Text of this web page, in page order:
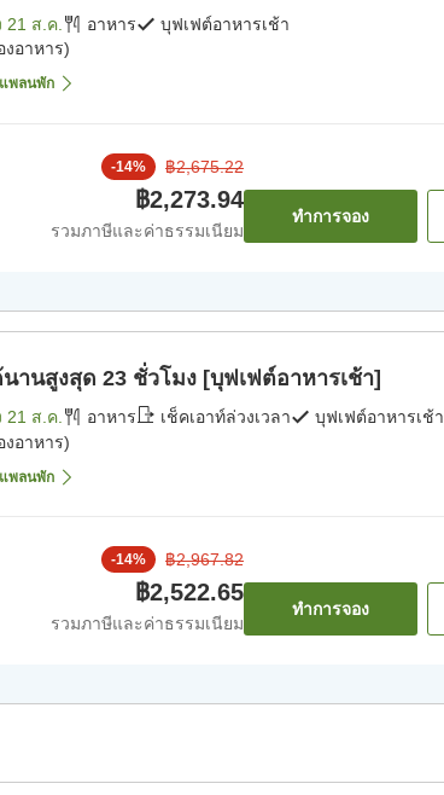
21 ส.ค. อาหาร
บุฟเฟต์อาหารเช้า
งอาหาร)
แพลนพัก
-14% ฿2,675.22
฿2,273.94
รวมภาษีและค่าธรรมเนียม
ทำการจอง
านสูงสุด 23 ชั่วโมง [บุฟเฟต์อาหารเช้า]
21 ส.ค. อาหาร เช็คเอาท์ล่วงเวลา
บุฟเฟต์อาหารเช้า
งอาหาร)
แพลนพัก
-14% ฿2,967.82
฿2,522.65
รวมภาษีและค่าธรรมเนียม
ทำการจอง